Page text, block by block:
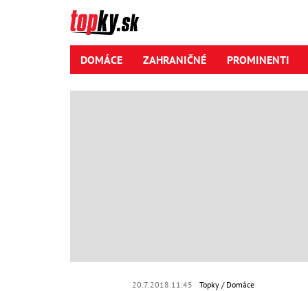
DOMÁCE ZAHRANIČNÉ PROMINENTI
20.7.2018 11:45 Topky Domáce